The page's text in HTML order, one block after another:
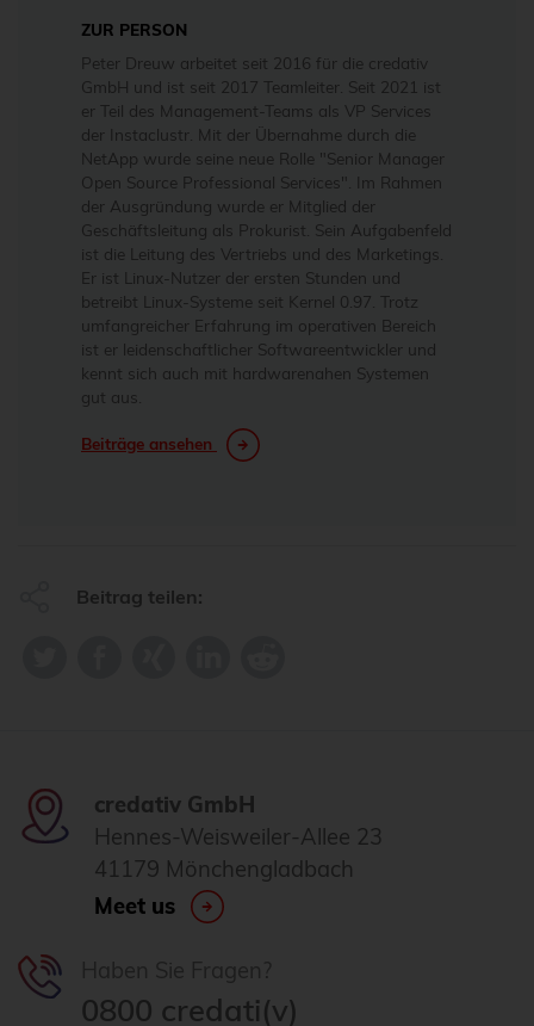
ZUR PERSON
Peter Dreuw arbeitet seit 2016 für die credativ
GmbH und ist seit 2017 Teamleiter. Seit 2021 ist
er Teil des Management-Teams als VP Services
der Instaclustr. Mit der Übernahme durch die
NetApp wurde seine neue Rolle "Senior Manager
Open Source Professional Services". Im Rahmen
der Ausgründung wurde er Mitglied der
Geschäftsleitung als Prokurist. Sein Aufgabenfeld
ist die Leitung des Vertriebs und des Marketings.
Er ist Linux-Nutzer der ersten Stunden und
betreibt Linux-Systeme seit Kernel 0.97. Trotz
umfangreicher Erfahrung im operativen Bereich
ist er leidenschaftlicher Softwareentwickler und
kennt sich auch mit hardwarenahen Systemen
gut aus.
Beiträge ansehen
Beitrag teilen:
credativ GmbH
Hennes-Weisweiler-Allee 23
41179 Mönchengladbach
Meet us
0800 credati(v)